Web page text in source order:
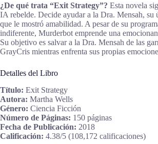
¿De qué trata “Exit Strategy”? Esta novela
IA rebelde. Decide ayudar a la Dra. Mensah, su
que le mostró amabilidad. A pesar de su
indiferente, Murderbot emprende una
Su objetivo es salvar a la Dra. Mensah de las
GrayCris mientras enfrenta sus propias
Detalles del Libro
Título: Exit Strategy
Autora: Martha Wells
Género: Ciencia Ficción
Número de Páginas: 150 páginas
Fecha de Publicación: 2018
Calificación: 4.38/5 (108,172 calificaciones)